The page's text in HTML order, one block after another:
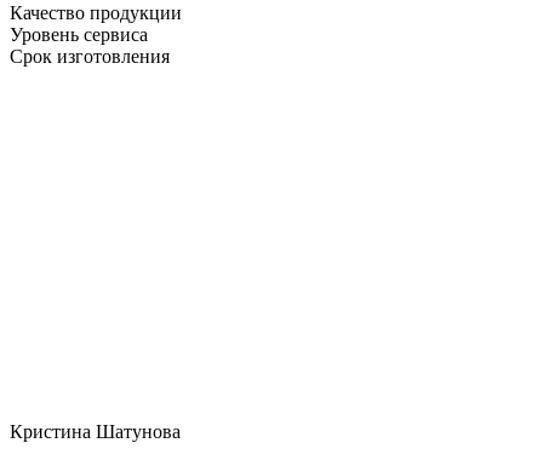
Качество продукции
Уровень сервиса
Срок изготовления
Кристина Шатунова